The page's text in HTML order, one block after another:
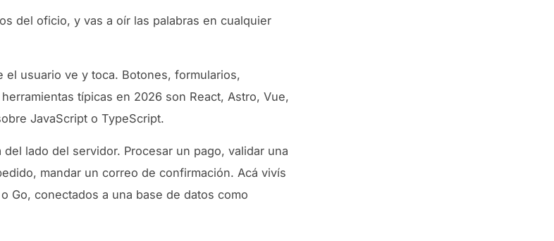
del oficio, y vas a oír las palabras en cualquier
el usuario ve y toca. Botones, formularios,
típicas en 2026 son React, Astro, Vue,
JavaScript o TypeScript.
del lado del servidor. Procesar un pago, validar una
mandar un correo de confirmación. Acá vivís
Go, conectados a una base de datos como